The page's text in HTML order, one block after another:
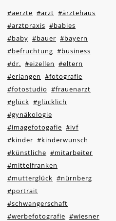
#aerzte #arzt #ärztehaus
#arztpraxis #babies
#baby #bauer #bayern
#befruchtung #business
#dr. #eizellen #eltern
#erlangen #fotografie
#fotostudio #frauenarzt
#glück #glücklich
#gynäkologie
#imagefotogafie #ivf
#kinder #kinderwunsch
#künstliche #mitarbeiter
#mittelfranken
#mutterglück #nürnberg
#portrait
#schwangerschaft
#werbefotografie #wiesner